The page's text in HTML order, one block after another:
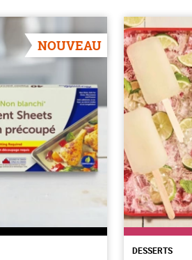
NOUVEAU
DESSERTS